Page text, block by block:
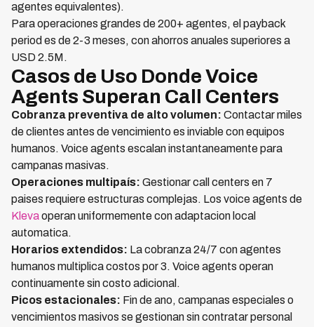
agentes equivalentes).
Para operaciones grandes de 200+ agentes, el payback
period es de 2-3 meses, con ahorros anuales superiores a
USD 2.5M.
Casos de Uso Donde Voice
Agents Superan Call Centers
Cobranza preventiva de alto volumen: Contactar miles
de clientes antes de vencimiento es inviable con equipos
humanos. Voice agents escalan instantaneamente para
campanas masivas.
Operaciones multipaís: Gestionar call centers en 7
paises requiere estructuras complejas. Los voice agents de
Klevaoperan uniformemente con adaptacion local
automatica.
Horarios extendidos: La cobranza 24/7 con agentes
humanos multiplica costos por 3. Voice agents operan
continuamente sin costo adicional.
Picos estacionales: Fin de ano, campanas especiales o
vencimientos masivos se gestionan sin contratar personal